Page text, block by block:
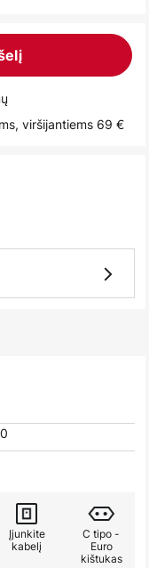
viršijantiems 69 €
Įjunkite
kabelį
C tipo -
Euro
kištukas